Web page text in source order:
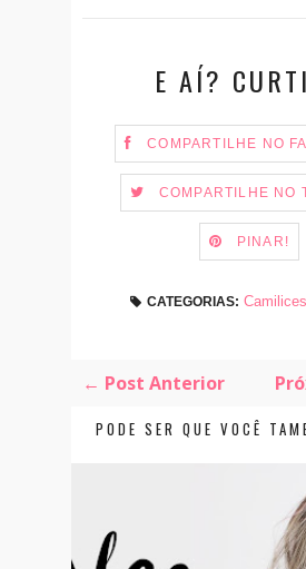
E AÍ?
COMPARTILHE NO
COMPARTILHE NO
PINAR!
CATEGORIAS: Camilices
← Post Anterior
PODE SER QUE VOCÊ